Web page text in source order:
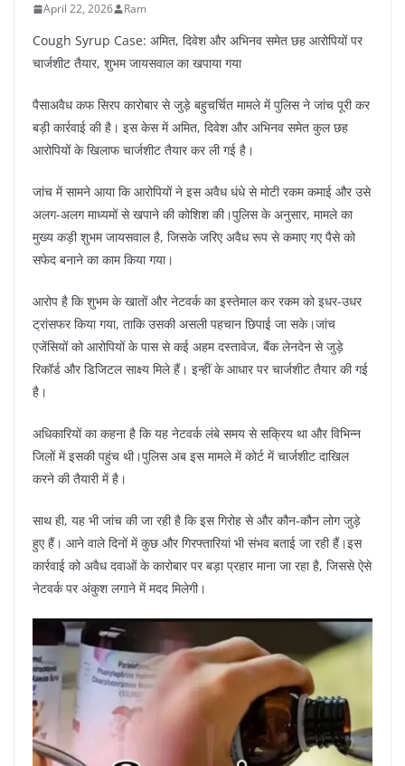
April 22, 2026 Ram
Cough Syrup Case: अमित, दिवेश और अभिनव समेत छह आरोपियों पर
चार्जशीट तैयार, शुभम जायसवाल का खपाया गया
पैसाअवैध कफ सिरप कारोबार से जुड़े बहुचर्चित मामले में पुलिस ने जांच पूरी कर
बड़ी कार्रवाई की है। इस केस में अमित, दिवेश और अभिनव समेत कुल छह
आरोपियों के खिलाफ चार्जशीट तैयार कर ली गई है।
जांच में सामने आया कि आरोपियों ने इस अवैध धंधे से मोटी रकम कमाई और उसे
अलग-अलग माध्यमों से खपाने की कोशिश की।पुलिस के अनुसार, मामले का
मुख्य कड़ी शुभम जायसवाल है, जिसके जरिए अवैध रूप से कमाए गए पैसे को
सफेद बनाने का काम किया गया।
आरोप है कि शुभम के खातों और नेटवर्क का इस्तेमाल कर रकम को इधर-उधर
ट्रांसफर किया गया, ताकि उसकी असली पहचान छिपाई जा सके।जांच
एजेंसियों को आरोपियों के पास से कई अहम दस्तावेज, बैंक लेनदेन से जुड़े
रिकॉर्ड और डिजिटल साक्ष्य मिले हैं। इन्हीं के आधार पर चार्जशीट तैयार की गई
है।
अधिकारियों का कहना है कि यह नेटवर्क लंबे समय से सक्रिय था और विभिन्न
जिलों में इसकी पहुंच थी।पुलिस अब इस मामले में कोर्ट में चार्जशीट दाखिल
करने की तैयारी में है।
साथ ही, यह भी जांच की जा रही है कि इस गिरोह से और कौन-कौन लोग जुड़े
हुए हैं। आने वाले दिनों में कुछ और गिरफ्तारियां भी संभव बताई जा रही हैं।इस
कार्रवाई को अवैध दवाओं के कारोबार पर बड़ा प्रहार माना जा रहा है, जिससे ऐसे
नेटवर्क पर अंकुश लगाने में मदद मिलेगी।